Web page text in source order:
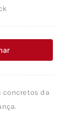
concretos da